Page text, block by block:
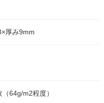
厚み9mm
64g/m2程度）